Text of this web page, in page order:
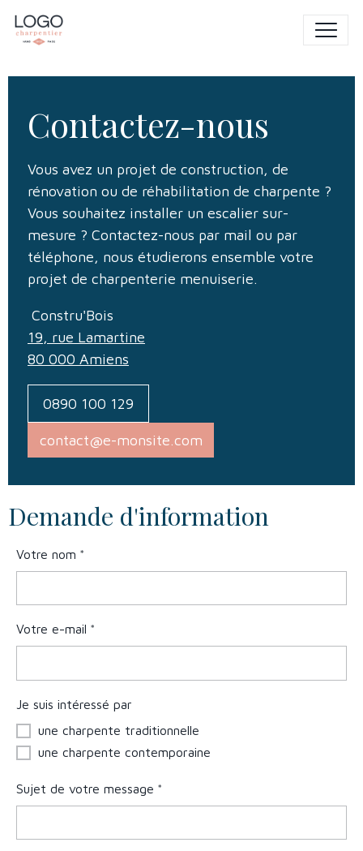
Contactez-nous
Vous avez un projet de construction, de
rénovation ou de réhabilitation de charpente ?
Vous souhaitez installer un escalier sur-
mesure ? Contactez-nous par mail ou par
téléphone, nous étudierons ensemble votre
projet de charpenterie menuiserie.
Constru'Bois
19, rue Lamartine
80 000 Amiens
0890 100 129
contact@e-monsite.com
Demande d'information
Votre nom
Votre e-mail
Je suis intéressé par
une charpente traditionnelle
une charpente contemporaine
Sujet de votre message